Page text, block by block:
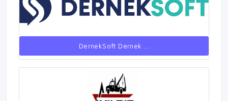
DernekSoft Dernek ...